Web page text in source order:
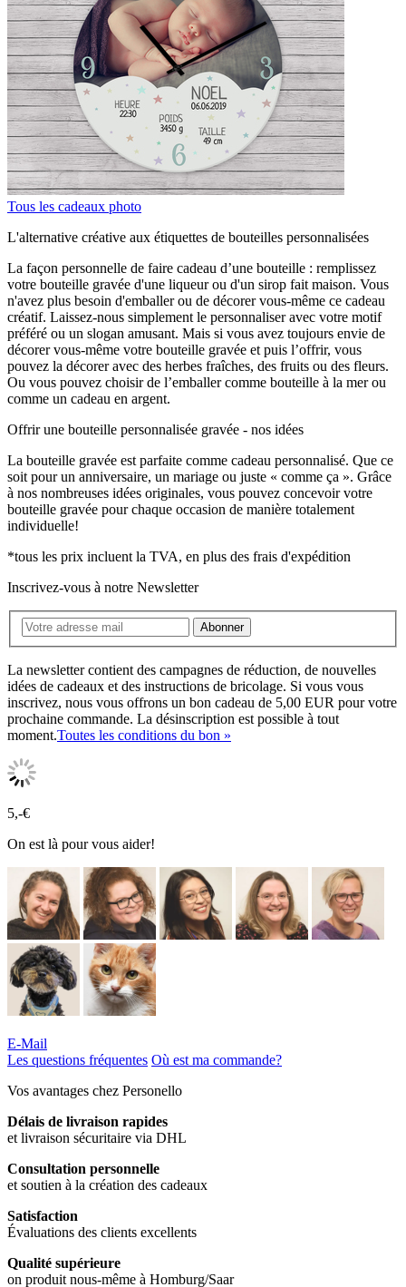
Tous les cadeaux photo
L'alternative créative aux étiquettes de bouteilles personnalisées
La façon personnelle de faire cadeau d’une bouteille : remplissez
votre bouteille gravée d'une liqueur ou d'un sirop fait maison. Vous
n'avez plus besoin d'emballer ou de décorer vous-même ce cadeau
créatif. Laissez-nous simplement le personnaliser avec votre motif
préféré ou un slogan amusant. Mais si vous avez toujours envie de
décorer vous-même votre bouteille gravée et puis l’offrir, vous
pouvez la décorer avec des herbes fraîches, des fruits ou des fleurs.
Ou vous pouvez choisir de l’emballer comme bouteille à la mer ou
comme un cadeau en argent.
Offrir une bouteille personnalisée gravée - nos idées
La bouteille gravée est parfaite comme cadeau personnalisé. Que ce
soit pour un anniversaire, un mariage ou juste « comme ça ». Grâce
à nos nombreuses idées originales, vous pouvez concevoir votre
bouteille gravée pour chaque occasion de manière totalement
individuelle!
*tous les prix incluent la TVA, en plus des frais d'expédition
Inscrivez-vous à notre Newsletter
Abonner
La newsletter contient des campagnes de réduction, de nouvelles
idées de cadeaux et des instructions de bricolage. Si vous vous
inscrivez, nous vous offrons un bon cadeau de 5,00 EUR pour votre
prochaine commande. La désinscription est possible à tout
moment.Toutes les conditions du bon »
5,-€
On est là pour vous aider!
E-Mail
Les questions fréquentes Où est ma commande?
Vos avantages chez Personello
Délais de livraison rapides
et livraison sécuritaire via DHL
Consultation personnelle
et soutien à la création des cadeaux
Satisfaction
Évaluations des clients excellents
Qualité supérieure
on produit nous-même à Homburg/Saar